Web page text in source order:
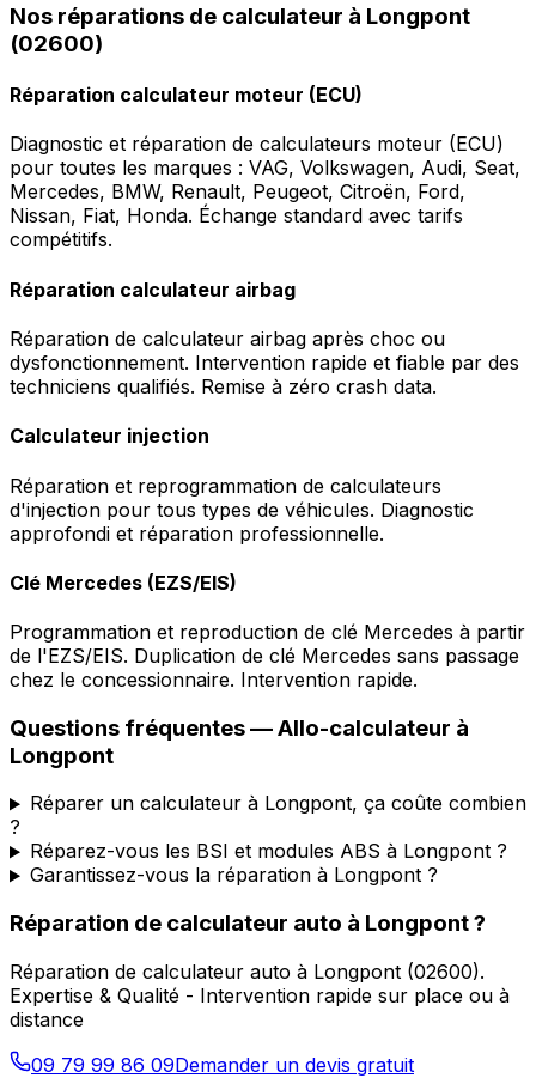
Nos réparations de calculateur à Longpont
(02600)
Réparation calculateur moteur (ECU)
Diagnostic et réparation de calculateurs moteur (ECU)
pour toutes les marques : VAG, Volkswagen, Audi, Seat,
Mercedes, BMW, Renault, Peugeot, Citroën, Ford,
Nissan, Fiat, Honda. Échange standard avec tarifs
compétitifs.
Réparation calculateur airbag
Réparation de calculateur airbag après choc ou
dysfonctionnement. Intervention rapide et fiable par des
techniciens qualifiés. Remise à zéro crash data.
Calculateur injection
Réparation et reprogrammation de calculateurs
d'injection pour tous types de véhicules. Diagnostic
approfondi et réparation professionnelle.
Clé Mercedes (EZS/EIS)
Programmation et reproduction de clé Mercedes à partir
de l'EZS/EIS. Duplication de clé Mercedes sans passage
chez le concessionnaire. Intervention rapide.
Questions fréquentes —Allo-calculateur à
Longpont
Réparer un calculateur à Longpont, ça coûte combien
?
Réparez-vous les BSI et modules ABS à Longpont ?
Garantissez-vous la réparation à Longpont ?
Réparation de calculateur auto à Longpont?
Réparation de calculateur auto à Longpont (02600).
Expertise & Qualité - Intervention rapide sur place ou à
distance
09 79 99 86 09Demander un devis gratuit